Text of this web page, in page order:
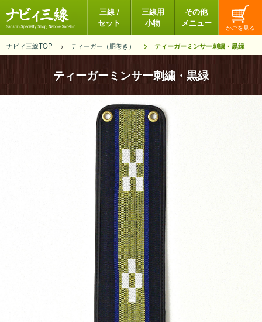
三線 /
セット
三線用
小物
その他
メニュー
ナビィ三線TOP ティーガー（胴巻き） ティーガーミンサー刺繍・黒緑
ティーガーミンサー刺繍・黒緑